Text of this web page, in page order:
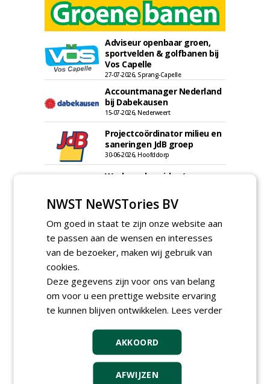
Adviseur openbaar groen,
sportvelden & golfbanen bij
Vos Capelle
27-07-2026, Sprang-Capelle
Accountmanager Nederland
bij Dabekausen
15-07-2026, Nederweert
Projectcoördinator milieu en
saneringen JdB groep
30-06-2026, Hoofddorp
Werkvoorbereider /
Wallaard
30-06-2026, Noordeloos
European Tree Worker bij
Wallaard
bij Wallaard
30-06-2026, 80 km rond Noordeloos
Werkvoorbereider
week) bij SmitsRinsma
24-06-2026, Zutphen en op project locatie
Ervaren werkvoorbereider
(32-40 uur) bij SmitsRinsma
24-06-2026, Zutphen
NWST NeWSTories BV
Om goed in staat te zijn onze website aan
te passen aan de wensen en interesses
van de bezoeker, maken wij gebruik van
cookies.
Deze gegevens zijn voor ons van belang
om voor u een prettige website ervaring
te kunnen blijven ontwikkelen. Lees verder
AKKOORD
AFWIJZEN